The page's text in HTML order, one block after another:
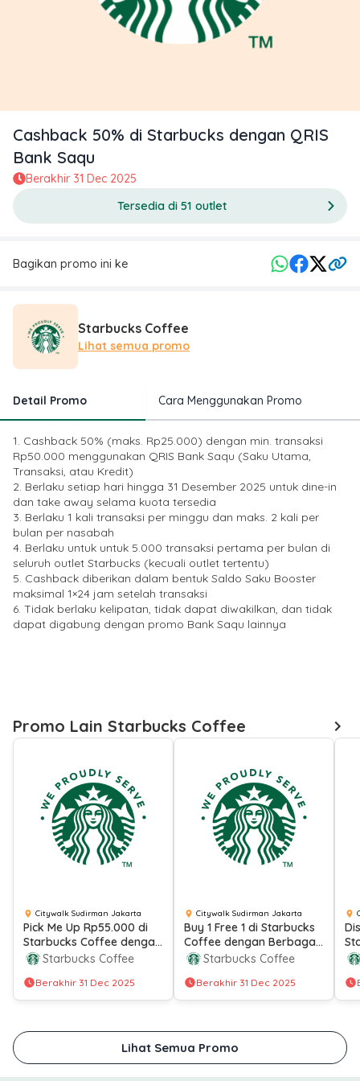
Cashback 50% di Starbucks dengan QRIS
Bank Saqu
Berakhir 31 Dec 2025
Tersedia di 51 outlet
Bagikan promo ini ke
Starbucks Coffee
Lihat semua promo
Detail Promo Cara Menggunakan Promo
1. Cashback 50% (maks. Rp25.000) dengan min. transaksi
Rp50.000 menggunakan QRIS Bank Saqu (Saku Utama,
Transaksi, atau Kredit)
2. Berlaku setiap hari hingga 31 Desember 2025 untuk dine-in
dan take away selama kuota tersedia
3. Berlaku 1 kali transaksi per minggu dan maks. 2 kali per
bulan per nasabah
4. Berlaku untuk untuk 5.000 transaksi pertama per bulan di
seluruh outlet Starbucks (kecuali outlet tertentu)
5. Cashback diberikan dalam bentuk Saldo Saku Booster
maksimal 1×24 jam setelah transaksi
6. Tidak berlaku kelipatan, tidak dapat diwakilkan, dan tidak
dapat digabung dengan promo Bank Saqu lainnya
Promo Lain Starbucks Coffee
Citywalk Sudirman Jakarta
Pick Me Up Rp55.000 di
Starbucks Coffee dengan
Berbagai Metode
Pembayaran
Starbucks Coffee
Berakhir 31 Dec 2025
Citywalk Sudirman Jakarta
Buy 1 Free 1 di Starbucks
Coffee dengan Berbagai
Metode Pembayaran
Starbucks Coffee
Berakhir 31 Dec 2025
Lihat Semua Promo